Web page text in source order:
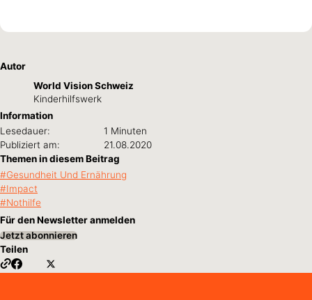
Autor
World Vision Schweiz
Kinderhilfswerk
Information
Lesedauer:
1 Minuten
Publiziert am:
21.08.2020
Themen in diesem Beitrag
Gesundheit Und Ernährung
Impact
Nothilfe
Für den Newsletter anmelden
Jetzt abonnieren
Teilen